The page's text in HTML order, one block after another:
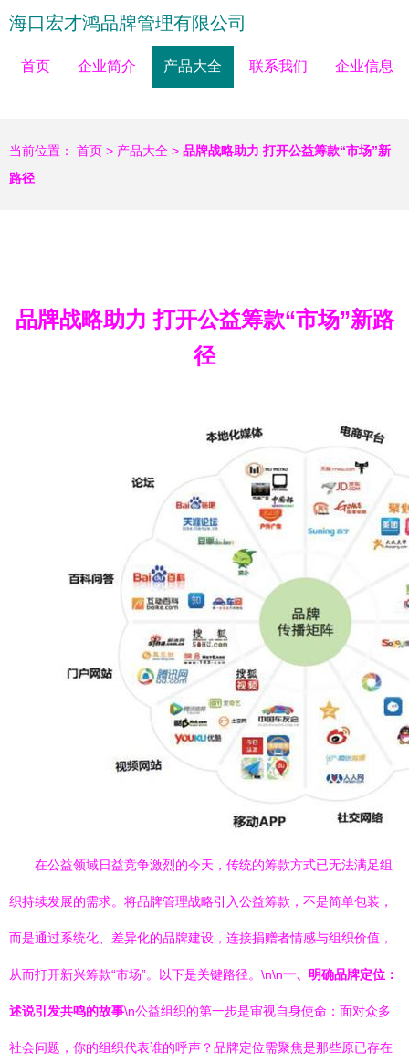
海口宏才鸿品牌管理有限公司
首页 企业简介 产品大全 联系我们 企业信息
当前位置： 首页 > 产品大全 > 品牌战略助力 打开公益筹款“市场”新
路径
品牌战略助力 打开公益筹款“市场”新路
径
在公益领域日益竞争激烈的今天，传统的筹款方式已无法满足组
织持续发展的需求。将品牌管理战略引入公益筹款，不是简单包装，
而是通过系统化、差异化的品牌建设，连接捐赠者情感与组织价值，
从而打开新兴筹款“市场”。以下是关键路径。\n\n一、明确品牌定位：
述说引发共鸣的故事\n公益组织的第一步是审视自身使命：面对众多
社会问题，你的组织代表谁的呼声？品牌定位需聚焦是那些原已存在